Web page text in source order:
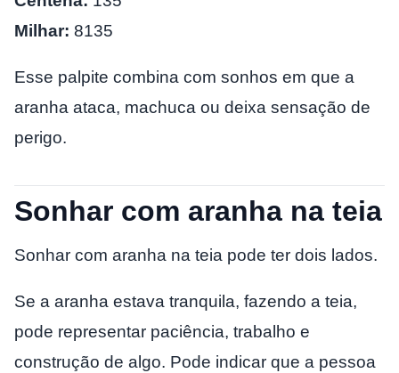
Milhar: 8135
Esse palpite combina com sonhos em que a
aranha ataca, machuca ou deixa sensação de
perigo.
Sonhar com aranha na teia
Sonhar com aranha na teia pode ter dois lados.
Se a aranha estava tranquila, fazendo a teia,
pode representar paciência, trabalho e
construção de algo. Pode indicar que a pessoa